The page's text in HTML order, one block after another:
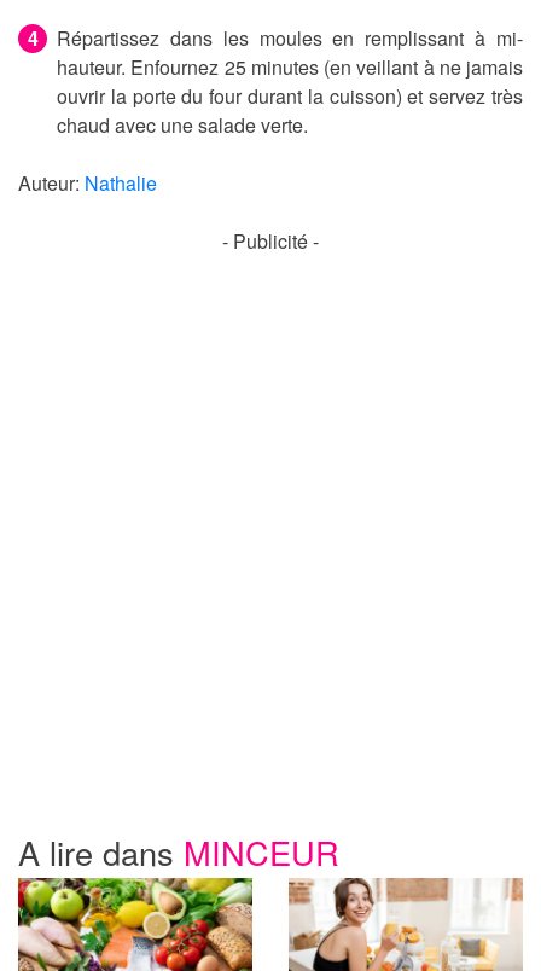
Répartissez dans les moules en remplissant à mi-
hauteur. Enfournez 25 minutes (en veillant à ne jamais
ouvrir la porte du four durant la cuisson) et servez très
chaud avec une salade verte.
Auteur: Nathalie
- Publicité -
A lire dans MINCEUR